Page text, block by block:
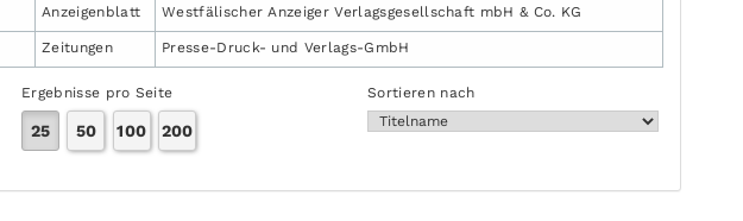
Anzeigen­blatt Westfälischer Anzeiger Verlagsgesellschaft mbH & Co. KG
Zeitungen Presse-Druck- und Verlags-GmbH
Ergebnisse pro Seite Sortieren nach
25 50 100 200